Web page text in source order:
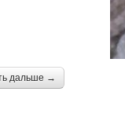
дальше →